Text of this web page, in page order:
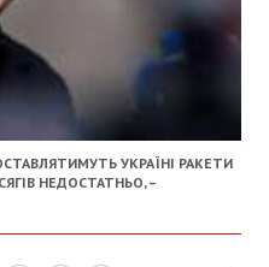
УКРАЇНІ РАКЕТИ
НЕДОСТАТНЬО, –